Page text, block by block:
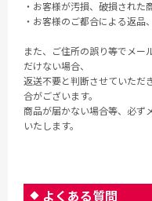
・お客様が汚損、破損された
・お客様のご都合による返品
また、ご住所の誤り等でメー
だけない場合、
返送不要と判断させていただ
合がございます。
商品が届かない場合等、必ず
いたします。
よくある質問